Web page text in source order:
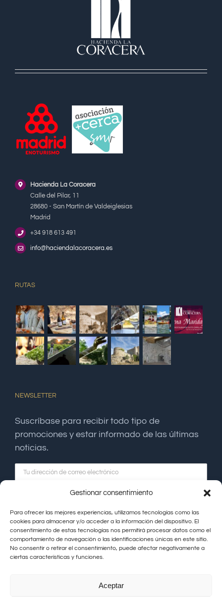
Gestionar consentimiento
Para ofrecer las mejores experiencias, utilizamos tecnologías como las
cookies para almacenar y/o acceder a la información del dispositivo. El
consentimiento de estas tecnologías nos permitirá procesar datos como el
comportamiento de navegación o las identificaciones únicas en este sitio.
No consentir o retirar el consentimiento, puede afectar negativamente a
ciertas características y funciones.
Aceptar
Hacienda La Coracera
Calle del Pilar, 11
28680 - San Martín de Valdeiglesias
Madrid
+34 918 613 491
info@haciendalacoracera.es
RUTAS
NEWSLETTER
Suscríbase para recibir todo tipo de
promociones y estar informado de las últimas
noticias.